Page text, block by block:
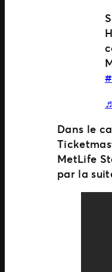
Dans le
MetLife
par la